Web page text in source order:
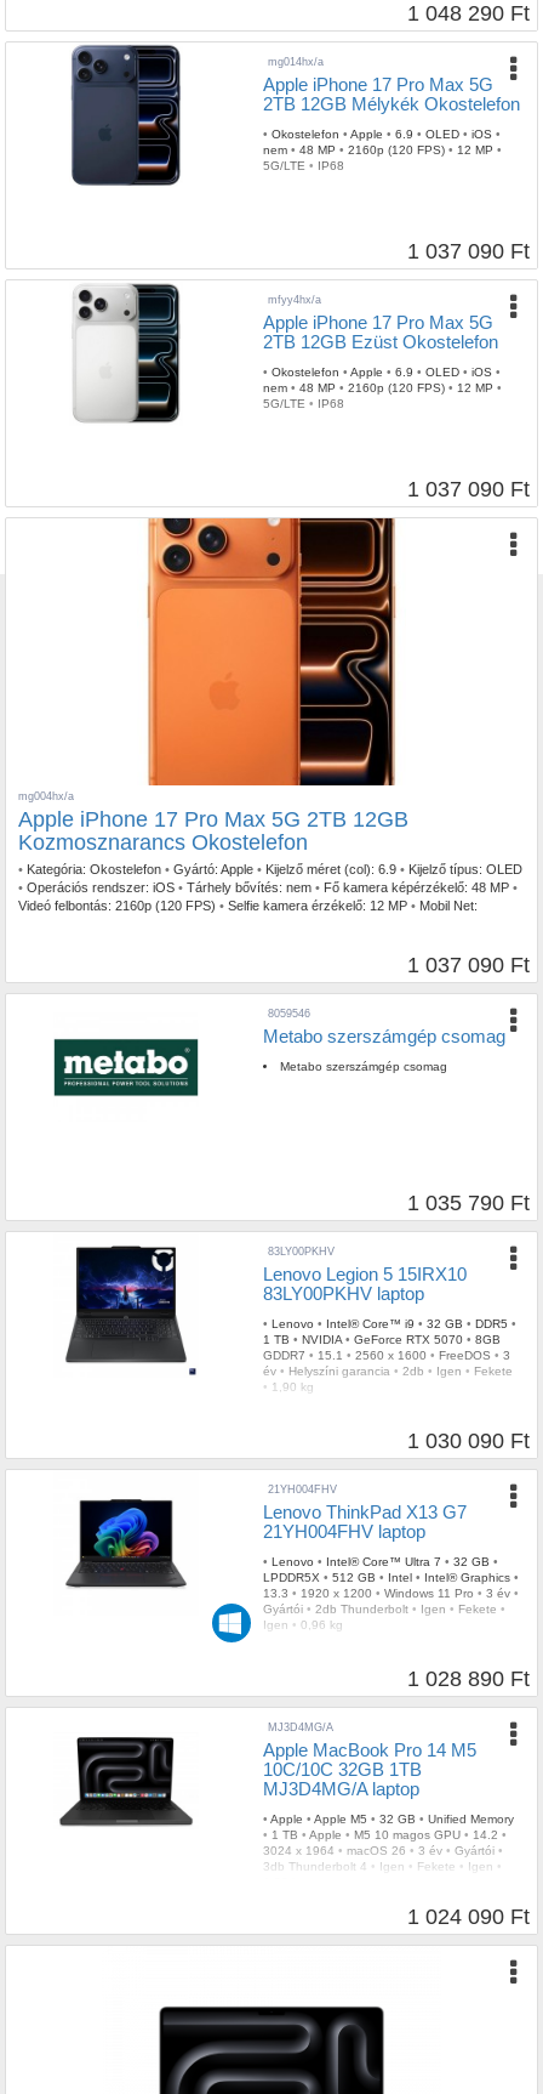
1 048 290 Ft
mg014hx/a
Apple iPhone 17 Pro Max 5G
2TB 12GB Mélykék Okostelefon
• Okostelefon • Apple • 6.9 • OLED • iOS •
nem • 48 MP • 2160p (120 FPS) • 12 MP •
5G/LTE • IP68
1 037 090 Ft
mfyy4hx/a
Apple iPhone 17 Pro Max 5G
2TB 12GB Ezüst Okostelefon
• Okostelefon • Apple • 6.9 • OLED • iOS •
nem • 48 MP • 2160p (120 FPS) • 12 MP •
5G/LTE • IP68
1 037 090 Ft
mg004hx/a
Apple iPhone 17 Pro Max 5G 2TB 12GB
Kozmosznarancs Okostelefon
• Kategória: Okostelefon • Gyártó: Apple • Kijelző méret (col): 6.9 • Kijelző típus: OLED
• Operációs rendszer: iOS • Tárhely bővítés: nem • Fő kamera képérzékelő: 48 MP •
Videó felbontás: 2160p (120 FPS) • Selfie kamera érzékelő: 12 MP • Mobil Net:
1 037 090 Ft
8059546
Metabo szerszámgép csomag
Metabo szerszámgép csomag
1 035 790 Ft
83LY00PKHV
Lenovo Legion 5 15IRX10
83LY00PKHV laptop
• Lenovo • Intel® Core™ i9 • 32 GB • DDR5 •
1 TB • NVIDIA • GeForce RTX 5070 • 8GB
GDDR7 • 15.1 • 2560 x 1600 • FreeDOS • 3
év • Helyszíni garancia • 2db • Igen • Fekete
• 1,90 kg
1 030 090 Ft
21YH004FHV
Lenovo ThinkPad X13 G7
21YH004FHV laptop
• Lenovo • Intel® Core™ Ultra 7 • 32 GB •
LPDDR5X • 512 GB • Intel • Intel® Graphics •
13.3 • 1920 x 1200 • Windows 11 Pro • 3 év •
Gyártói • 2db Thunderbolt • Igen • Fekete •
Igen • 0,96 kg
1 028 890 Ft
MJ3D4MG/A
Apple MacBook Pro 14 M5
10C/10C 32GB 1TB
MJ3D4MG/A laptop
• Apple • Apple M5 • 32 GB • Unified Memory
• 1 TB • Apple • M5 10 magos GPU • 14.2 •
3024 x 1964 • macOS 26 • 3 év • Gyártói •
3db Thunderbolt 4 • Igen • Fekete • Igen •
1 024 090 Ft